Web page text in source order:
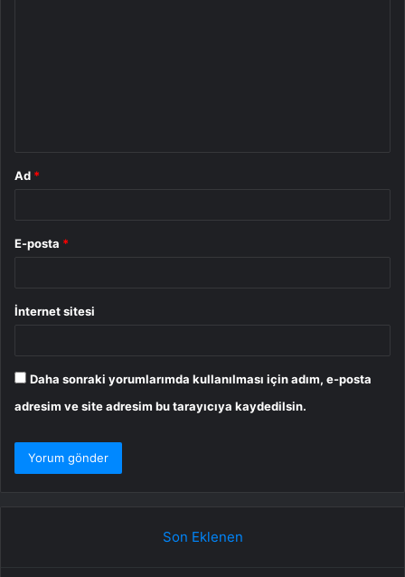
Ad *
E-posta *
İnternet sitesi
Daha sonraki yorumlarımda kullanılması için adım, e-posta
adresim ve site adresim bu tarayıcıya kaydedilsin.
Son Eklenen